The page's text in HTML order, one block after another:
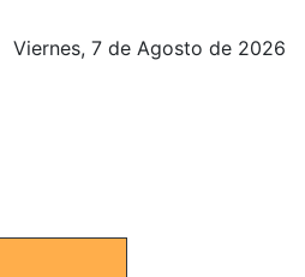
Viernes, 7 de Agosto de 2026